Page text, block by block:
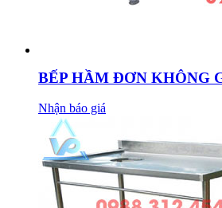
BẾP HẦM ĐƠN KHÔNG
Nhận báo giá